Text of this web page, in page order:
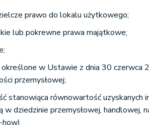
prawo do lokalu użytkowego;
lub pokrewne prawa majątkowe;
w Ustawie z dnia 30 czerwca
przemysłowej;
stanowiąca równowartość uzyskanych
w dziedzinie przemysłowej, handlowej,